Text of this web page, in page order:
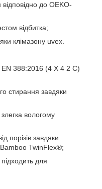
до OEKO-
відбитка;
клімазону uvex.
EN 388:2016 (4 X 4 2 C)
стирання завдяки
вологому
порізів завдяки
Bamboo TwinFlex®;
для